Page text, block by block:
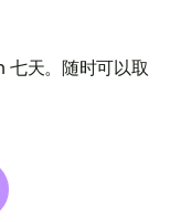
天。随时可以取